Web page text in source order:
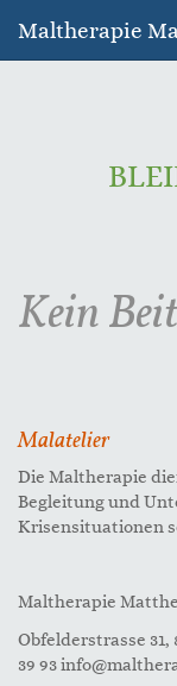
Maltherapie
Kein
Malatelier
Die Maltherapie
Begleitung und
Krisensituationen
Maltherapie
Obfelderstrasse 31,
39 93